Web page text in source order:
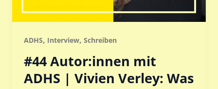
ADHS, Interview, Schreiben
#44 Autor:innen mit
ADHS | Vivien Verley: Was